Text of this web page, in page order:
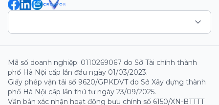
Mã số doanh nghiệp: 0110269067 do Sở Tài chính thành
phố Hà Nội cấp lần đầu ngày 01/03/2023.
Giấy phép vận tải số 9620/GPKDVT do Sở Xây dựng thành
phố Hà Nội cấp lần thứ tư ngày 23/09/2025.
Văn bản xác nhận hoạt động bưu chính số 6150/XN-BTTTT